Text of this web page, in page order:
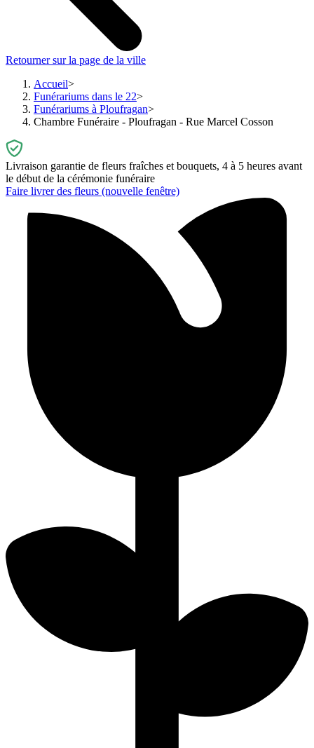
Retourner sur la page de la ville
Accueil
Funérariums dans le 22
Funérariums à Ploufragan
Chambre Funéraire - Ploufragan - Rue Marcel Cosson
Livraison garantie de fleurs fraîches et bouquets, 4 à 5 heures avant
le début de la cérémonie funéraire
Faire livrer des fleurs (nouvelle fenêtre)